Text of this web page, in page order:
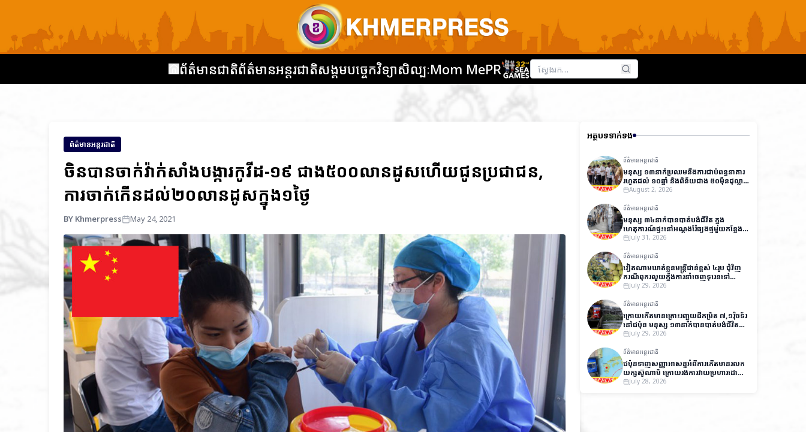
ព័ត៌មានជាតិព័ត៌មានអន្តរជាតិសង្គមបច្ចេកវិទ្យាសិល្បៈMom MePR
ព័ត៌មានអន្តរជាតិ
ចិនបានចាក់វ៉ាក់សាំងបង្ការកូវីដ-១៩ ជាង៥០០លានដូសហើយជូនប្រជាជន,
ការចាក់កើនដល់២០លានដូសក្នុង១ថ្ងៃ
BY Khmerpress May 24, 2021
អត្ថបទទាក់ទង
ព័ត៌មានអន្តរជាតិ
មនុស្ស ១៣នាក់ប្រឈមនឹងការជាប់ពន្ធនាគារ
រហូតដល់ ១០ឆ្នាំ និងពិន័យជាង ៥០ម៉ឺនដុល្លារ
ក្នុងសំណុំរឿងធ្វើឱ្យបែកធ្លាយវិញ្ញាសារប្រលង
August 2, 2026
ព័ត៌មានអន្តរជាតិ
មនុស្ស ៣៤នាក់បានបាត់បង់ជីវិត ក្នុង
ហេតុការណ៍ផ្ទុះនៅអណ្តូងរ៉ែធ្យូងថ្មមួយកន្លែង
នៅប៉ាគីស្ថាន
July 31, 2026
ព័ត៌មានអន្តរជាតិ
វៀតណាមឃាត់ខ្លួនមន្ត្រីជាន់ខ្ពស់ ៤រូប ជុំវិញ
ករណីពុករលួយក្នុងការនាំចេញទុរេនទៅ
ប្រទេសចិន
July 29, 2026
ព័ត៌មានអន្តរជាតិ
ក្រោយកើតមានគ្រោះរញ្ជួយដីកម្រិត ៧,១រ៉ិចទ័រ
នៅជប៉ុន មនុស្ស ១៣នាក់បានបាត់បង់ជីវិត
និងមួយចំនួនកំពុងបាត់ខ្លួន
July 29, 2026
ព័ត៌មានអន្តរជាតិ
ជប៉ុនទាញសញ្ញាអាសន្នអំពីការកើតមានរលក
យក្សស៊ូណាមិ ក្រោយរងការវាយប្រហារដោយ
គ្រោះរញ្ជួយដីកម្រិត ៧,១រ៉ិចទ័រ
July 28, 2026